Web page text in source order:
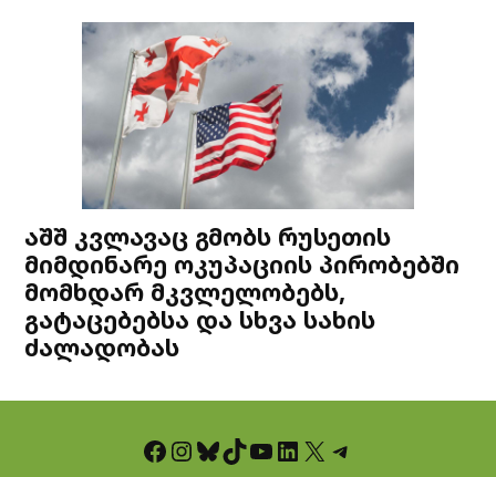
აშშ კვლავაც გმობს რუსეთის
მიმდინარე ოკუპაციის პირობებში
მომხდარ მკვლელობებს,
გატაცებებსა და სხვა სახის
ძალადობას
Facebook InstagramBluesky TikTok YouTube LinkedIn X Telegram